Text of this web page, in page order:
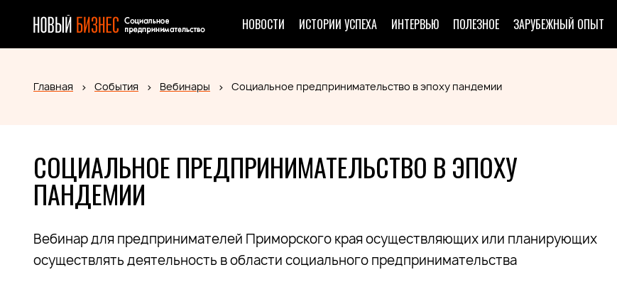
НОВОСТИ ИСТОРИИ УСПЕХА ИНТЕРВЬЮ ПОЛЕЗНОЕ ЗАРУБЕЖНЫЙ ОПЫТ
Главная События Вебинары Социальное предпринимательство в эпоху пандемии
СОЦИАЛЬНОЕ ПРЕДПРИНИМАТЕЛЬСТВО В ЭПОХУ
ПАНДЕМИИ
Вебинар для предпринимателей Приморского края осуществляющих или планирующих
осуществлять деятельность в области социального предпринимательства